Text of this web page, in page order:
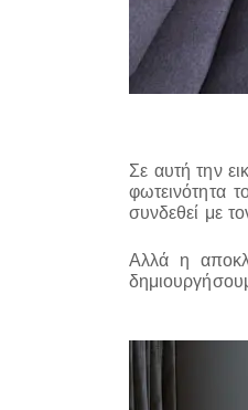
Σε αυτή την
φωτεινότητα
συνδεθεί με
Αλλά η